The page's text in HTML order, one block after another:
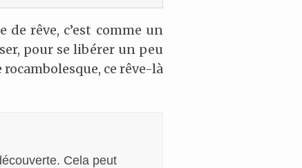
rêve, c’est comme un
pour se libérer un peu
ce rêve-là
Cela peut